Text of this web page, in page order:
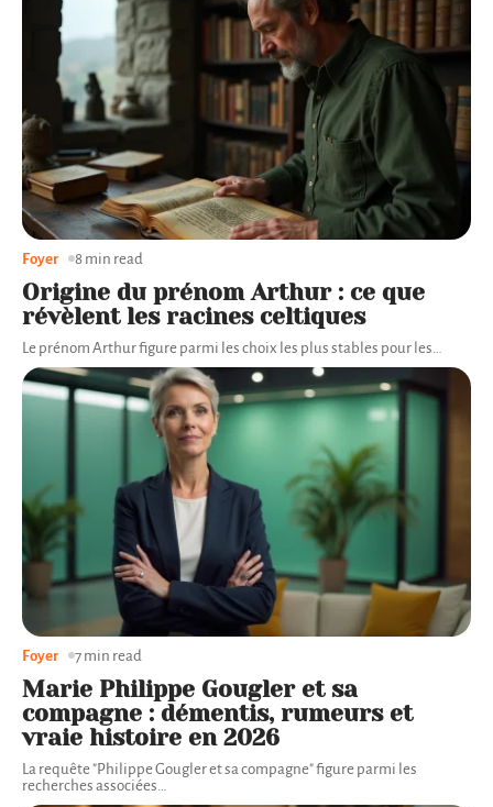
Origine du prénom Arthur : ce que
révèlent les racines celtiques
Le prénom Arthur figure parmi les choix les plus stables pour les
Foyer 8 min read
Marie Philippe Gougler et sa
compagne : démentis, rumeurs et
vraie histoire en 2026
La requête "Philippe Gougler et sa compagne" figure parmi les
recherches associées
Foyer 7 min read